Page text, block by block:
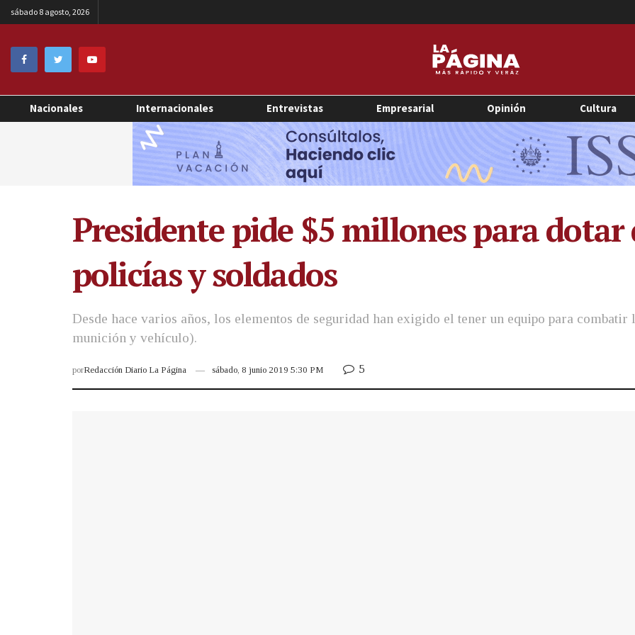
sábado 8 agosto, 2026
Nacionales Internacionales Entrevistas Empresarial Opinión Cultura
Presidente pide $5 millones para
policías y soldados
Desde hace varios años, los elementos de seguridad han exigido el tener un equipo para
munición y vehículo).
porRedacción Diario La Página sábado, 8 junio 2019 5:30 PM 5